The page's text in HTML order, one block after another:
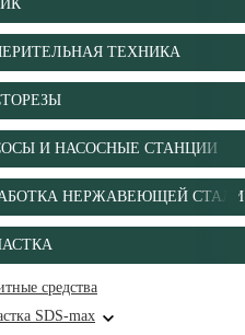
ТЕХНИКА
И НАСОСНЫЕ СТАНЦИИ
НЕРЖАВЕЮЩЕЙ СТАЛИ
средства
SDS-max